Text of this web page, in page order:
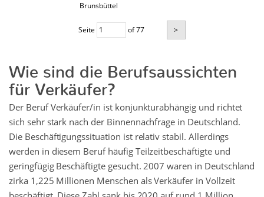
Brunsbüttel
Seite of 77 >
Wie sind die Berufsaussichten
für Verkäufer?
Der Beruf Verkäufer/in ist konjunkturabhängig und richtet
sich sehr stark nach der Binnennachfrage in Deutschland.
Die Beschäftigungssituation ist relativ stabil. Allerdings
werden in diesem Beruf häufig Teilzeitbeschäftigte und
geringfügig Beschäftigte gesucht. 2007 waren in Deutschland
zirka 1,225 Millionen Menschen als Verkäufer in Vollzeit